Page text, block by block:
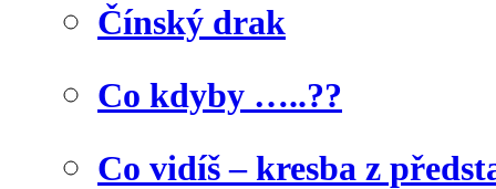
Čínský drak
Co kdyby …..??
Co vidíš – kresba z